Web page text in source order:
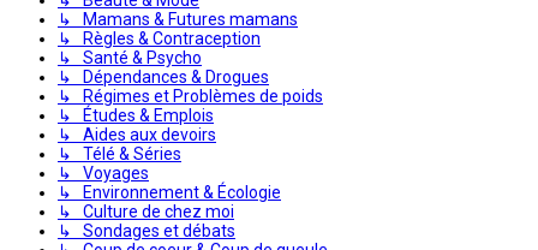
↳ Mamans & Futures mamans
↳ Règles & Contraception
↳ Santé & Psycho
↳ Dépendances & Drogues
↳ Régimes et Problèmes de poids
↳ Études & Emplois
↳ Aides aux devoirs
↳ Télé & Séries
↳ Voyages
↳ Environnement & Écologie
↳ Culture de chez moi
↳ Sondages et débats